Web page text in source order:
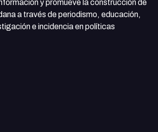
y promueve la construcción de
a través de periodismo, educación,
e incidencia en políticas